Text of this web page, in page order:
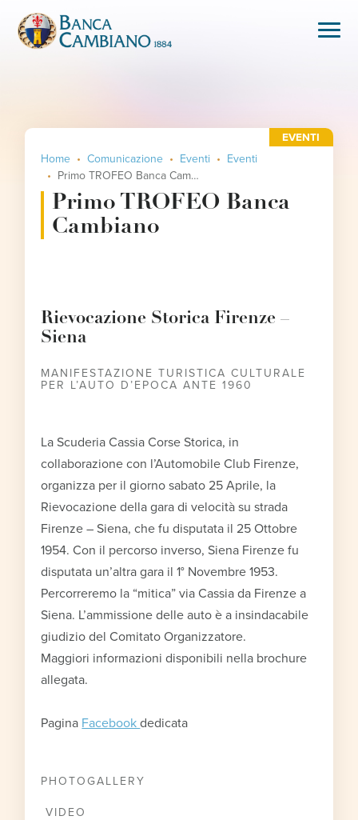
Home Comunicazione Eventi
Eventi
Primo TROFEO Banca Cambiano
Primo TROFEO Banca
Cambiano
EVENTI
Rievocazione Storica Firenze –
Siena
MANIFESTAZIONE TURISTICA CULTURALE
PER L’AUTO D’EPOCA ANTE 1960
La Scuderia Cassia Corse Storica, in
collaborazione con l’Automobile Club Firenze,
organizza per il giorno sabato 25 Aprile, la
Rievocazione della gara di velocità su strada
Firenze – Siena, che fu disputata il 25 Ottobre
1954. Con il percorso inverso, Siena Firenze fu
disputata un’altra gara il 1° Novembre 1953.
Percorreremo la “mitica” via Cassia da Firenze a
Siena. L’ammissione delle auto è a insindacabile
giudizio del Comitato Organizzatore.
Maggiori informazioni disponibili nella brochure
allegata.
Pagina Facebookdedicata
PHOTOGALLERY
VIDEO